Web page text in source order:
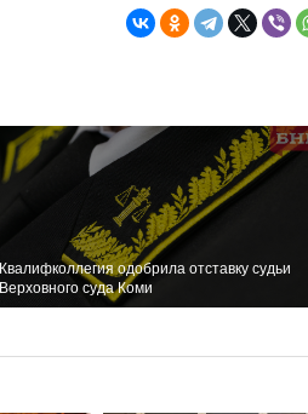
Квалифколлегия одобрила отставку судьи
Верховного суда Коми